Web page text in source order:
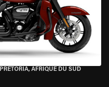
PRETORIA, AFRIQUE DU SUD